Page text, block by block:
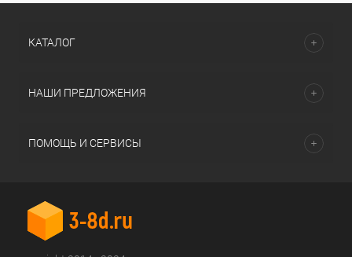
КАТАЛОГ
НАШИ ПРЕДЛОЖЕНИЯ
ПОМОЩЬ И СЕРВИСЫ